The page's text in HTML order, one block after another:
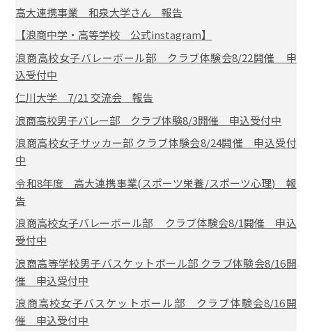
高大連携事業 和泉大学さん 報告
【浪商中学・高等学校 公式instagram】
浪商高校女子バレーボール部 クラブ体験会8/22開催 申
込受付中
仁川大学 7/21 交流会 報告
浪商高校男子バレー部 クラブ体験8/3開催 申込受付中
浪商高校女子サッカー部 クラブ体験会8/24開催 申込受付
中
令和8年度 高大連携事業(スポーツ栄養/スポーツ心理) 報
告
浪商高校女子バレーボール部 クラブ体験会8/1開催 申込
受付中
浪商高等学校男子バスケットボール部 クラブ体験会8/16開
催 申込受付中
浪商高校女子バスケットボール部 クラブ体験会8/16開
催 申込受付中